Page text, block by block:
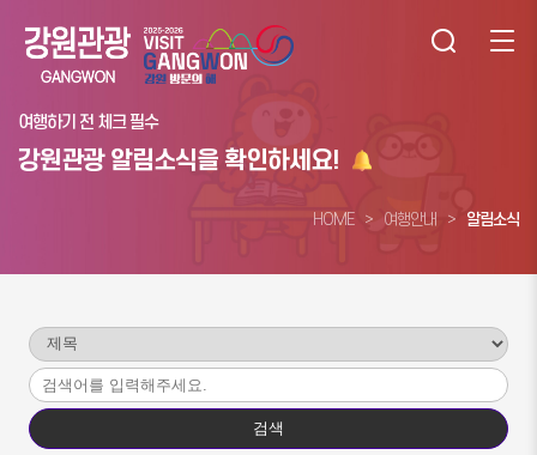
여행하기 전 체크 필수
강원관광 알림소식을 확인하세요!
HOME 여행안내 알림소식